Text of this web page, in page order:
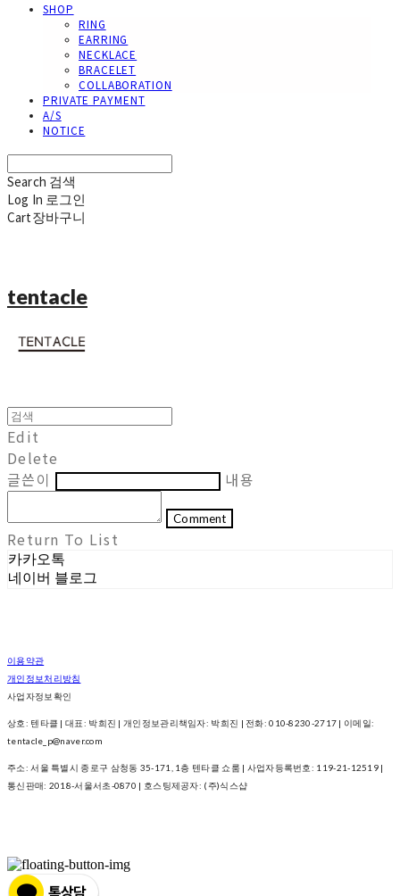
SHOP
RING
EARRING
NECKLACE
BRACELET
COLLABORATION
PRIVATE PAYMENT
A/S
NOTICE
Search 검색
Log In 로그인
Cart장바구니
tentacle
Edit
Delete
글쓴이
내용
Comment
Return To List
카카오톡
네이버 블로그
이용약관
개인정보처리방침
사업자정보확인
상호: 텐타클 | 대표: 박희진 | 개인정보관리책임자: 박희진 | 전화: 010-8230-2717 | 이메일:
tentacle_p@naver.com
주소: 서울 특별시 종로구 삼청동 35-171, 1층 텐타클 쇼룸 | 사업자등록번호: 119-21-12519 |
통신판매: 2018-서울서초-0870 | 호스팅제공자: (주)식스샵